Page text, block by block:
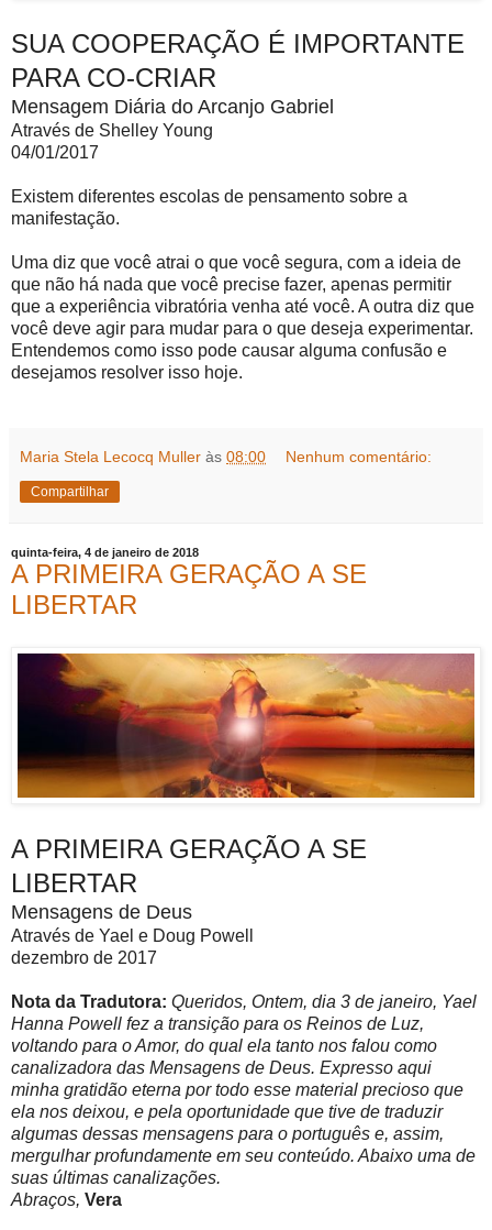
SUA COOPERAÇÃO É IMPORTANTE
PARA CO-CRIAR
Mensagem Diária do Arcanjo Gabriel
Através de Shelley Young
04/01/2017
Existem diferentes escolas de pensamento sobre a
manifestação.
Uma diz que você atrai o que você segura, com a ideia de
que não há nada que você precise fazer, apenas permitir
que a experiência vibratória venha até você. A outra diz que
você deve agir para mudar para o que deseja experimentar.
Entendemos como isso pode causar alguma confusão e
desejamos resolver isso hoje.
Maria Stela Lecocq Muller às 08:00 Nenhum comentário:
Compartilhar
quinta-feira, 4 de janeiro de 2018
A PRIMEIRA GERAÇÃO A SE
LIBERTAR
A PRIMEIRA GERAÇÃO A SE
LIBERTAR
Mensagens de Deus
Através de Yael e Doug Powell
dezembro de 2017
Nota da Tradutora: Queridos, Ontem, dia 3 de janeiro, Yael
Hanna Powell fez a transição para os Reinos de Luz,
voltando para o Amor, do qual ela tanto nos falou como
canalizadora das Mensagens de Deus. Expresso aqui
minha gratidão eterna por todo esse material precioso que
ela nos deixou, e pela oportunidade que tive de traduzir
algumas dessas mensagens para o português e, assim,
mergulhar profundamente em seu conteúdo. Abaixo uma de
suas últimas canalizações.
Abraços, Vera